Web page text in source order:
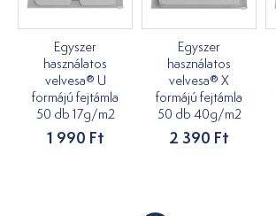
Egyszer
használatos
velvesa® U
formájú fejtámla
50 db 17g/m2
1 990 Ft
Egyszer
használatos
velvesa® X
formájú fejtámla
50 db 40g/m2
2 390 Ft